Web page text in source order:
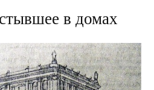
в домах